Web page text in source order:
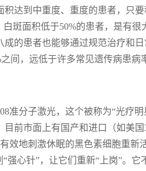
达到中重度、重度的患者，只
斑面积低于50%的患者，是有
的患者也能够通过规范治疗和
间，远低于许多常见遗传病患病
准分子激光，这个被称为“光疗
目前市面上有国产和进口（如美
效地刺激休眠的黑色素细胞重新
强心针”，让它们重新“上岗”。